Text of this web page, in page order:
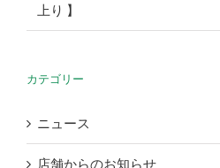
上り 】
カテゴリー
ニュース
店舗からのお知らせ